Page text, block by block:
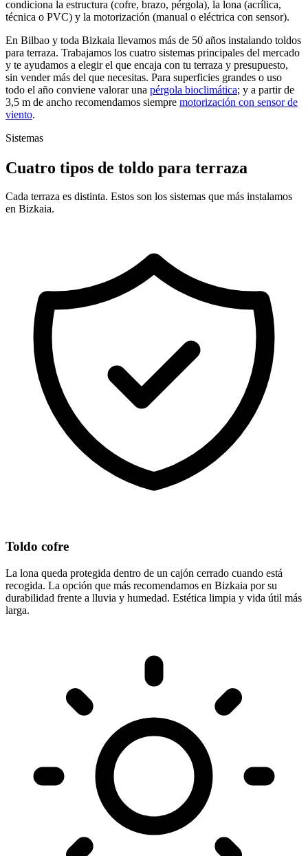
condiciona la estructura (cofre, brazo, pérgola), la lona (acrílica,
técnica o PVC) y la motorización (manual o eléctrica con sensor).
En Bilbao y toda Bizkaia llevamos más de 50 años instalando toldos
para terraza. Trabajamos los cuatro sistemas principales del mercado
y te ayudamos a elegir el que encaja con tu terraza y presupuesto,
sin vender más del que necesitas. Para superficies grandes o uso
todo el año conviene valorar una pérgola bioclimática; y a partir de
3,5 m de ancho recomendamos siempre motorización con sensor de
viento.
Sistemas
Cuatro tipos de toldo para terraza
Cada terraza es distinta. Estos son los sistemas que más instalamos
en Bizkaia.
Toldo cofre
La lona queda protegida dentro de un cajón cerrado cuando está
recogida. La opción que más recomendamos en Bizkaia por su
durabilidad frente a lluvia y humedad. Estética limpia y vida útil más
larga.